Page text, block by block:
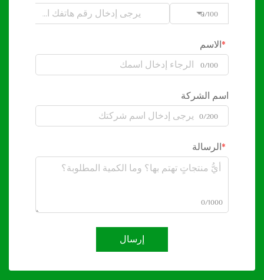
Code0/100
الاسم
0/100
اسم الشركة
0/200
الرسالة
0/1000
إرسال